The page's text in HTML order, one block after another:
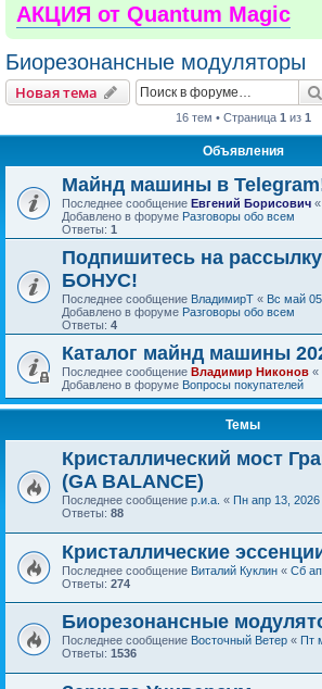
АКЦИЯ от Quantum Magic
Биорезонансные модуляторы
Новая тема
16 тем • Страница 1 из 1
Объявления
Майнд машины в
Последнее сообщение Евгений Борисович «
Добавлено в форуме Разговоры обо всем
Ответы: 1
Подпишитесь на
БОНУС!
Последнее сообщение ВладимирТ « Вс май
Добавлено в форуме Разговоры обо всем
Ответы: 4
Каталог майнд машины
Последнее сообщение Владимир Никонов «
Добавлено в форуме Вопросы покупателей
Темы
Кристаллический мост
(GA BALANCE)
Последнее сообщение р.и.а. « Пн апр 13, 2026
Ответы: 88
Кристаллические
Последнее сообщение Виталий Куклин « Сб
Ответы: 274
Биорезонансные
Последнее сообщение Восточный Ветер « Пт
Ответы: 1536